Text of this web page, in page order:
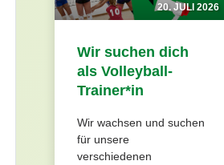
20. JULI 2026
Wir suchen dich
als Volleyball-
Trainer*in
Wir wachsen und suchen
für unsere
verschiedenen